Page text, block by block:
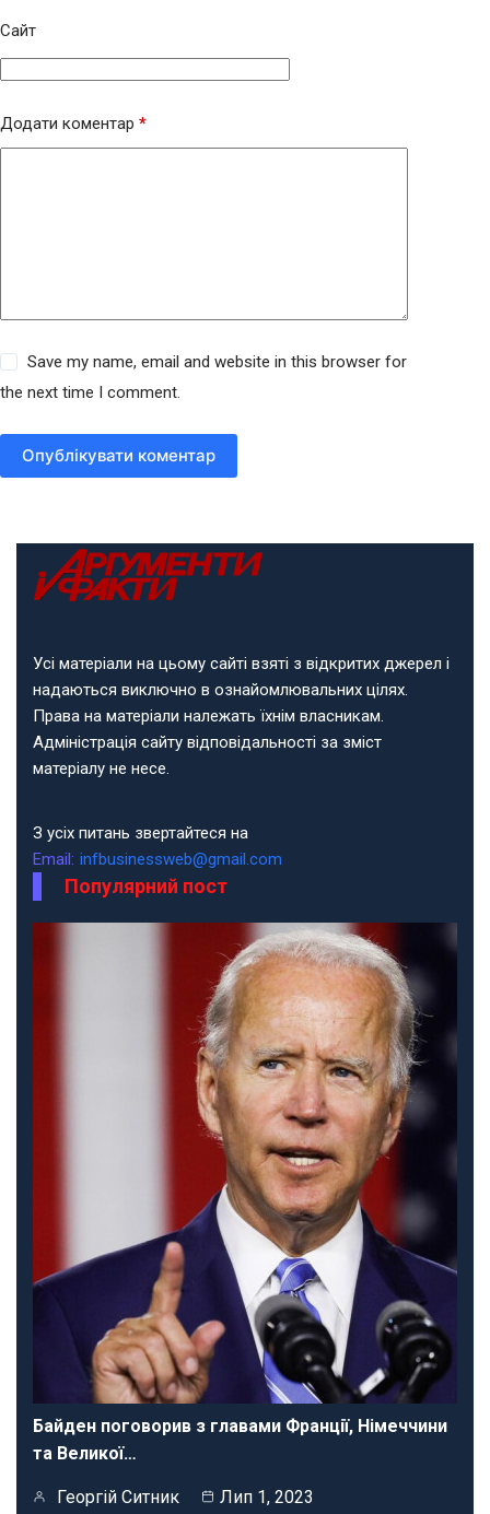
Сайт
Додати коментар *
Save my name, email and website in this browser for
the next time I comment.
Опублікувати коментар
Усі матеріали на цьому сайті взяті з відкритих джерел і
надаються виключно в ознайомлювальних цілях.
Права на матеріали належать їхнім власникам.
Адміністрація сайту відповідальності за зміст
матеріалу не несе.
З усіх питань звертайтеся на
Email: infbusinessweb@gmail.com
Популярний пост
Байден поговорив з главами Франції, Німеччини
та Великої…
Георгій Ситник Лип 1, 2023